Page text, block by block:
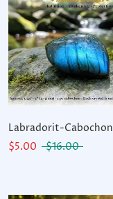
Labradorit-Cabochon
$5.00
$16.00